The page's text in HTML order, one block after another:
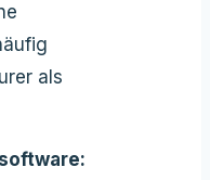
als